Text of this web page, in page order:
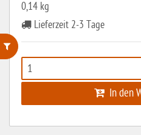
ohne Weizenstärke
0,14 kg
Lieferzeit 2-3 Tage
In den